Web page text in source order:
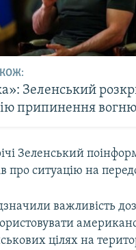
Зеленський
припинення вогню
Зеленський
про ситуацію на
важливість
цілях на